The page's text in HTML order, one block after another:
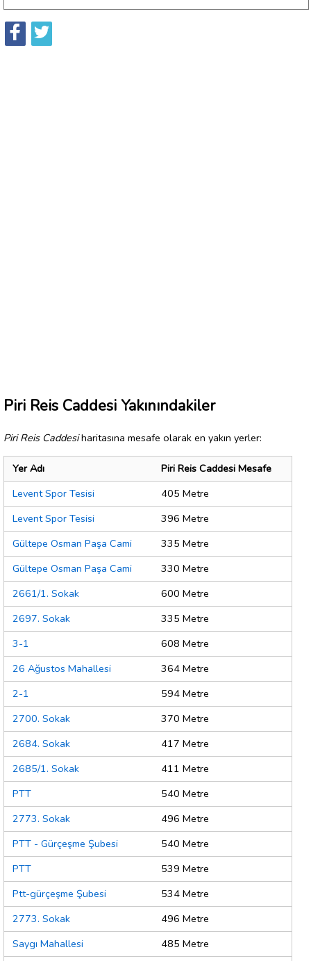
Piri Reis Caddesi Yakınındakiler
Piri Reis Caddesiharitasına mesafe olarak en yakın yerler:
Yer Adı
Piri Reis Caddesi Mesafe
Levent Spor Tesisi
405 Metre
Levent Spor Tesisi
396 Metre
Gültepe Osman Paşa Cami
335 Metre
Gültepe Osman Paşa Cami
330 Metre
2661/1. Sokak
600 Metre
2697. Sokak
335 Metre
3-1
608 Metre
26 Ağustos Mahallesi
364 Metre
2-1
594 Metre
2700. Sokak
370 Metre
2684. Sokak
417 Metre
2685/1. Sokak
411 Metre
PTT
540 Metre
2773. Sokak
496 Metre
PTT - Gürçeşme Şubesi
540 Metre
PTT
539 Metre
Ptt-gürçeşme Şubesi
534 Metre
2773. Sokak
496 Metre
Saygı Mahallesi
485 Metre